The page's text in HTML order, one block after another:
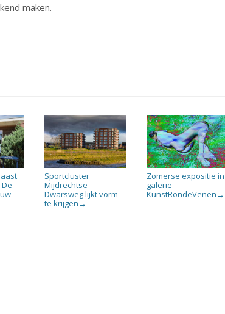
maken.
Sportcluster
Mijdrechtse
Dwarsweg lijkt vorm
te krijgen →
Zomerse expositie in
galerie
KunstRondeVenen →